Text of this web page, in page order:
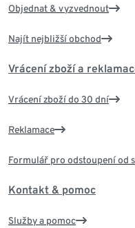
Objednat & vyzvednout
Najít nejbližší obchod
Vrácení zboží a
Vrácení zboží do 30 dní
Reklamace
Formulář pro odstoupení od
Kontakt & pomoc
Služby a pomoc